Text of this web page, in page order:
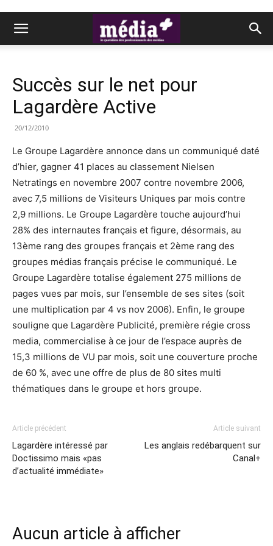
Succès sur le net pour
Lagardère Active
20/12/2010
Le Groupe Lagardère annonce dans un communiqué daté
d’hier, gagner 41 places au classement Nielsen
Netratings en novembre 2007 contre novembre 2006,
avec 7,5 millions de Visiteurs Uniques par mois contre
2,9 millions. Le Groupe Lagardère touche aujourd’hui
28% des internautes français et figure, désormais, au
13ème rang des groupes français et 2ème rang des
groupes médias français précise le communiqué. Le
Groupe Lagardère totalise également 275 millions de
pages vues par mois, sur l’ensemble de ses sites (soit
une multiplication par 4 vs nov 2006). Enfin, le groupe
souligne que Lagardère Publicité, première régie cross
media, commercialise à ce jour de l’espace auprès de
15,3 millions de VU par mois, soit une couverture proche
de 60 %, avec une offre de plus de 80 sites multi
thématiques dans le groupe et hors groupe.
Article précédent
Lagardère intéressé par
Doctissimo mais «pas
d’actualité immédiate»
Article suivant
Les anglais redébarquent sur
Canal+
Aucun article à afficher